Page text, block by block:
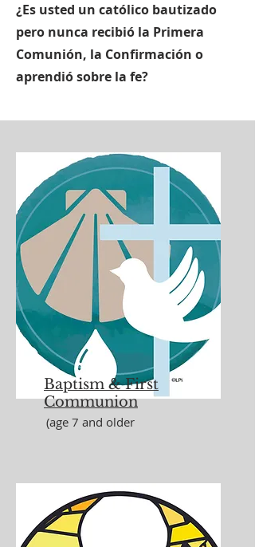
¿Es usted un católico bautizado
pero nunca recibió la Primera
Comunión, la Confirmación o
aprendió sobre la fe?
Baptism &First
Communion
(age 7 and older